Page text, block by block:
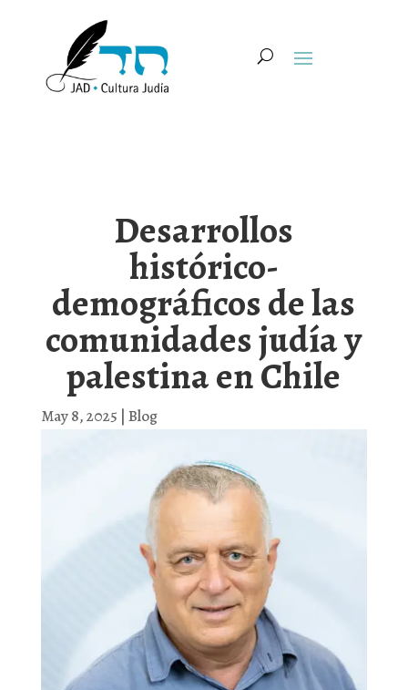
Desarrollos
histórico-
demográficos de las
comunidades judía y
palestina en Chile
May 8, 2025 | Blog